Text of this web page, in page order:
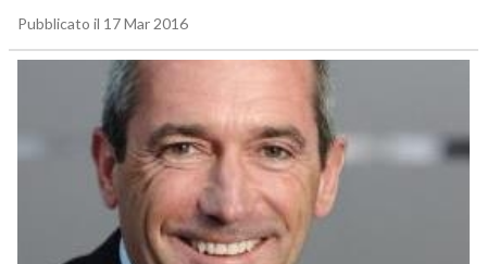
Pubblicato il 17 Mar 2016